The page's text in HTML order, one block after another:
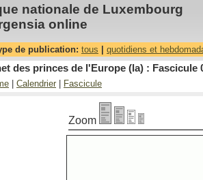
nationale de Luxembourg
online
de publication: tous quotidiens et
des princes de l'Europe (la) : Fascicule
Calendrier Fascicule
Zoom